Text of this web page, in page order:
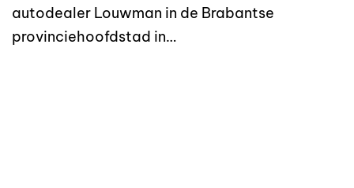
autodealer Louwman in de Brabantse
provinciehoofdstad in…